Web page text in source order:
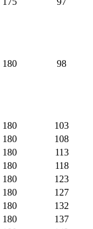
180 98
180
103
180
108
180
113
180
118
180
123
180
127
180
132
180
137